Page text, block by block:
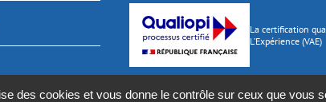
La certification
L’Expérience (VAE)
des cookies et vous donne le contrôle sur ceux que vous